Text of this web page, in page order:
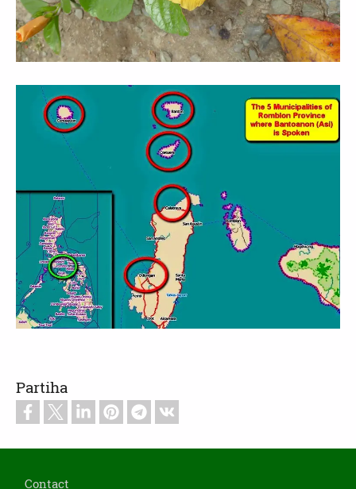
Partiha
Contact